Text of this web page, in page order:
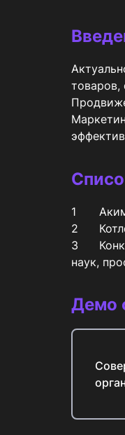
товаров,
1	Акимов Д. Социальный маркетинг: предмет и основные типы. Социология: теория, методы, маркетинг. - 2016. - № 1. – С.186 - 203.
2	Котлер Ф. Маркетинг менеджмент = MarketingManagement: учебник / Ф. Котлер, К. Л. Келлер. 12 - е изд. - СПб.: Питер, 2015. - 814 с
3	Конкурентоспособность экономики: инновационный подход: моногр. / под общ. ред. д-ра экон. наук, проф. В.И. Кудашова и д-ра экон.
наук,
Демо